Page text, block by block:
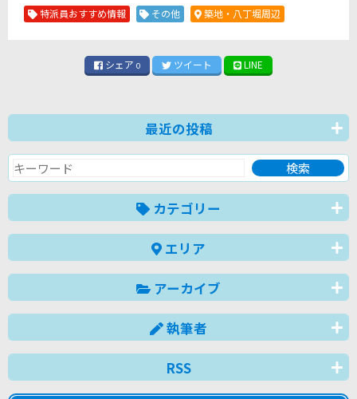
特派員おすすめ情報 その他 築地・八丁堀周辺
シェア 0 ツイート LINE
最近の投稿
カテゴリー
エリア
アーカイブ
執筆者
RSS